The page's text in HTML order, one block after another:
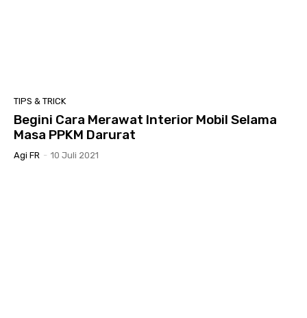
TIPS & TRICK
Begini Cara Merawat Interior Mobil Selama
Masa PPKM Darurat
Agi FR - 10 Juli 2021